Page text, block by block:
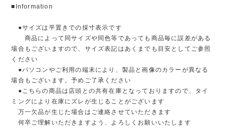
■Information
●サイズは平置きでの採寸表示です
商品によって同サイズや同色等であっても商品毎に誤差がある
場合もございますので、サイズ表記はあくまでも目安としてご参照
ください
●パソコンやご利用の端末により、製品と画像のカラーが異なる
場合もございます。予めご了承ください
●こちらの商品は店頭との共有在庫となっておりますので、タイ
ミングにより在庫にズレが生じることがございます
万一欠品が生じた場合はご連絡させていただきます
何卒ご理解いただきますよう、よろしくお願いいたします